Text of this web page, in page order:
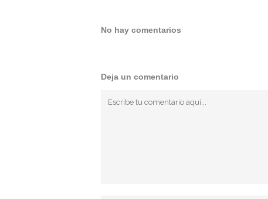
No hay comentarios
Deja un comentario